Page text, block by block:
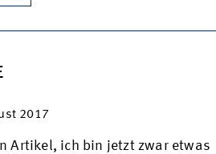
2017
Artikel, ich bin jetzt zwar etwas